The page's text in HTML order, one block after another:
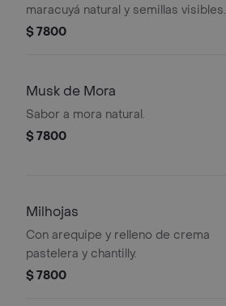
maracuyá natural y semillas visibles.
$ 7800
Musk de Mora
Sabor a mora natural.
$ 7800
Milhojas
Con arequipe y relleno de crema
pastelera y chantilly.
$ 7800